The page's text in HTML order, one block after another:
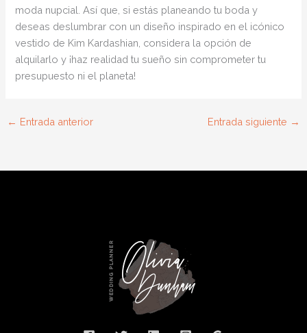
moda nupcial. Así que, si estás planeando tu boda y
deseas deslumbrar con un diseño inspirado en el icónico
vestido de Kim Kardashian, considera la opción de
alquilarlo y ¡haz realidad tu sueño sin comprometer tu
presupuesto ni el planeta!
← Entrada anterior Entrada siguiente →